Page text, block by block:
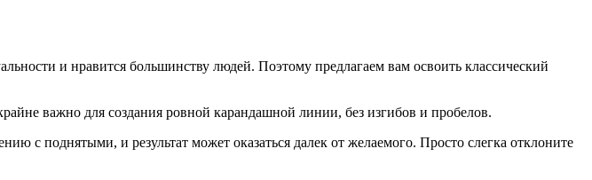
и нравится большинству людей. Поэтому предлагаем вам освоить классический
важно для создания ровной карандашной линии, без изгибов и пробелов.
с поднятыми, и результат может оказаться далек от желаемого. Просто слегка отклоните